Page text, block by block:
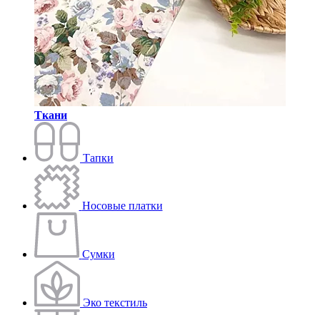
Ткани
Тапки
Носовые платки
Сумки
Эко текстиль